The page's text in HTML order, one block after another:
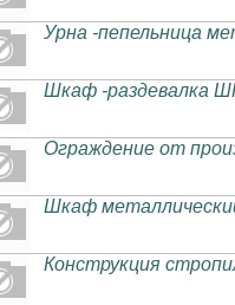
Урна -пепельница
Шкаф -раздевалка
Ограждение от
Шкаф
Конструкция